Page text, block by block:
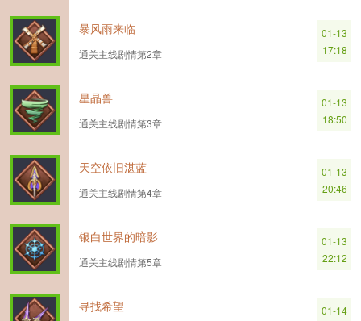
暴风雨来临
通关主线剧情第2章
01-13
17:18
星晶兽
通关主线剧情第3章
01-13
18:50
天空依旧湛蓝
通关主线剧情第4章
01-13
20:46
银白世界的暗影
通关主线剧情第5章
01-13
22:12
寻找希望
01-14